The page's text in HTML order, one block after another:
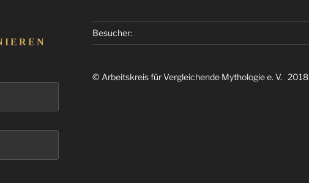
Besucher:
© Arbeitskreis für Vergleichende Mythologie e. V. 2018